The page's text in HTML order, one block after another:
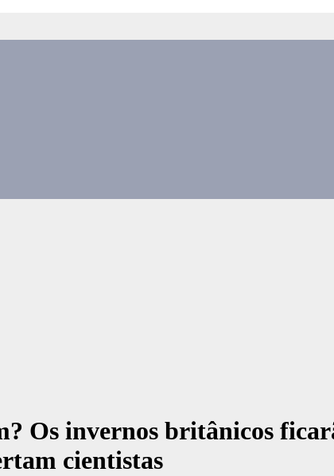
Os invernos britânicos
cientistas